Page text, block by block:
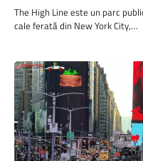
The High Line este un parc
cale ferată din New York City,…